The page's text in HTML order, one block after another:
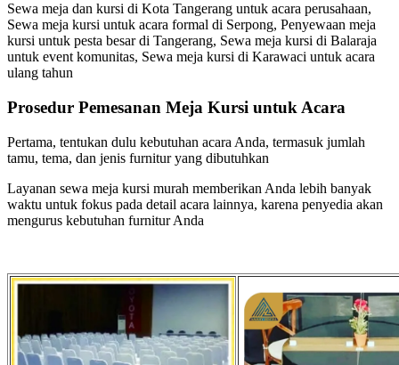
Sewa meja dan kursi di Kota Tangerang untuk acara perusahaan,
Sewa meja kursi untuk acara formal di Serpong, Penyewaan meja
kursi untuk pesta besar di Tangerang, Sewa meja kursi di Balaraja
untuk event komunitas, Sewa meja kursi di Karawaci untuk acara
ulang tahun
Prosedur Pemesanan Meja Kursi untuk Acara
Pertama, tentukan dulu kebutuhan acara Anda, termasuk jumlah
tamu, tema, dan jenis furnitur yang dibutuhkan
Layanan sewa meja kursi murah memberikan Anda lebih banyak
waktu untuk fokus pada detail acara lainnya, karena penyedia akan
mengurus kebutuhan furnitur Anda